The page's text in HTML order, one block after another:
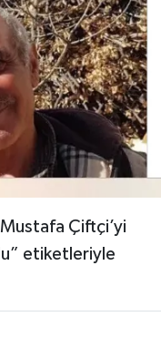
Mustafa Çiftçi’yi
etiketleriyle